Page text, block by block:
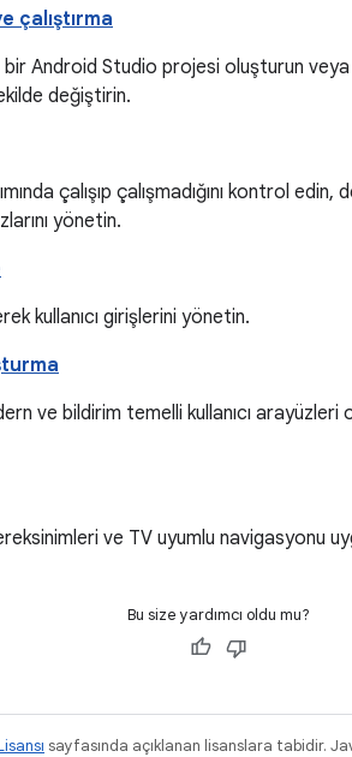
çalıştırma
bir Android Studio projesi oluşturun
değiştirin.
çalışıp çalışmadığını kontrol
yönetin.
kullanıcı girişlerini yönetin.
ve bildirim temelli kullanıcı
ve TV uyumlu navigasyonu
Bu size yardımcı oldu mu?
sayfasında açıklanan lisanslara tabidir.